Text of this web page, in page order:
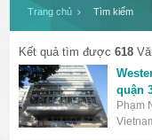
Trang chủ Tìm kiếm
Kết quả tìm được618
quận
Phạm